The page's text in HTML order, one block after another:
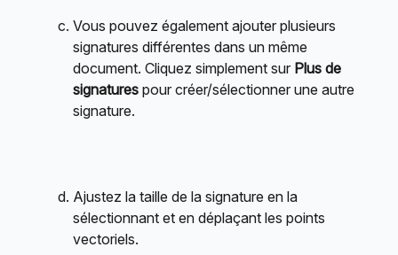
Vous pouvez également ajouter plusieurs
signatures différentes dans un même
document. Cliquez simplement sur Plus de
signatures pour créer/sélectionner une autre
signature.
Ajustez la taille de la signature en la
sélectionnant et en déplaçant les points
vectoriels.